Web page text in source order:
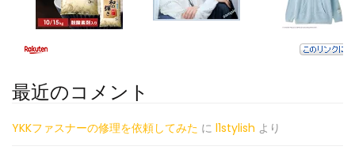
最近のコメント
YKKファスナーの修理を依頼してみた に l1stylish より